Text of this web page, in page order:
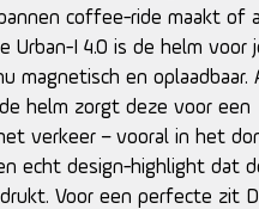
coffee-ride maakt of
I 4.0 is de helm voor
magnetisch en oplaadbaar.
helm zorgt deze voor een
verkeer – vooral in het
echt design-highlight dat
Voor een perfecte zit